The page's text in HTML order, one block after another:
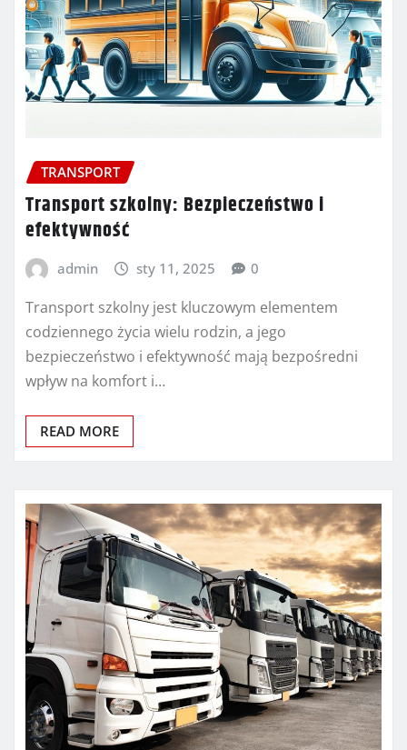
TRANSPORT
Transport szkolny: Bezpieczeństwo i
efektywność
admin sty 11, 2025 0
Transport szkolny jest kluczowym elementem
codziennego życia wielu rodzin, a jego
bezpieczeństwo i efektywność mają bezpośredni
wpływ na komfort i…
READ MORE